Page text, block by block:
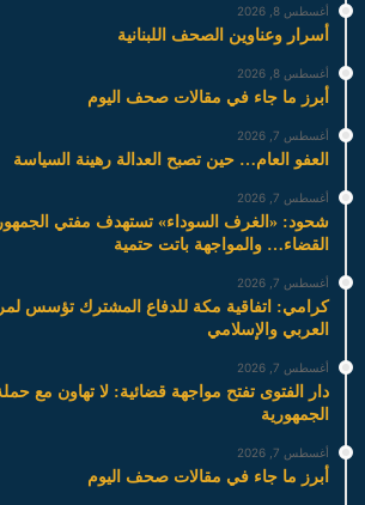
أغسطس 8, 2026
أسرار وعناوين الصحف اللبنانية
أغسطس 8, 2026
أبرز ما جاء في مقالات صحف اليوم
أغسطس 7, 2026
العفو العام… حين تصبح العدالة رهينة السياسة
أغسطس 7, 2026
شحود: «الغرف السوداء» تستهدف مفتي
القضاء… والمواجهة باتت حتمية
أغسطس 7, 2026
كرامي: اتفاقية مكة للدفاع المشترك تؤسس
العربي والإسلامي
أغسطس 7, 2026
دار الفتوى تفتح مواجهة قضائية: لا تهاون مع
الجمهورية
أغسطس 7, 2026
أبرز ما جاء في مقالات صحف اليوم